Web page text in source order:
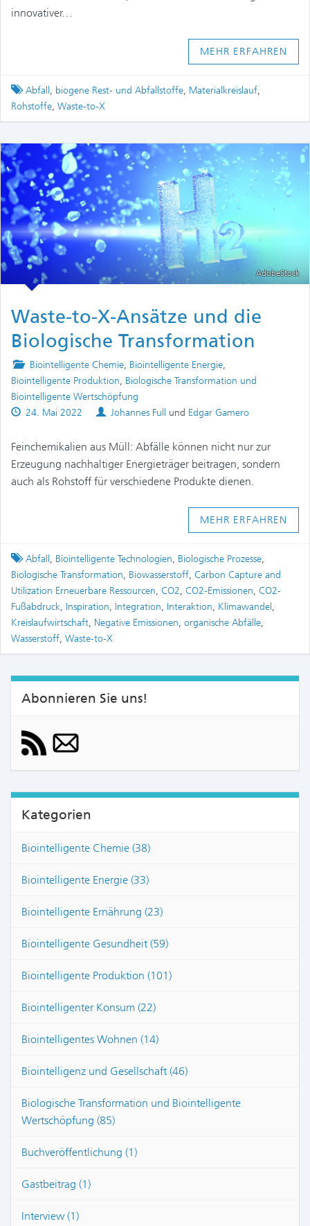
innovativer…
MEHR ERFAHREN
Tagged
Abfall , biogene Rest- und Abfallstoffe, Materialkreislauf,
Rohstoffe, Waste-to-X
AdobeStock
Waste-to-X-Ansätze und die
Biologische Transformation
Posted
in
Biointelligente Chemie, Biointelligente Energie,
Biointelligente Produktion, Biologische Transformation und
Biointelligente Wertschöpfung
Published
24. Mai 2022 Authors
Johannes Full und Edgar Gamero
Feinchemikalien aus Müll: Abfälle können nicht nur zur
Erzeugung nachhaltiger Energieträger beitragen, sondern
auch als Rohstoff für verschiedene Produkte dienen.
MEHR ERFAHREN
Tagged
Abfall , Biointelligente Technologien, Biologische Prozesse,
Biologische Transformation, Biowasserstoff, Carbon Capture and
Utilization Erneuerbare Ressourcen, CO2, CO2-Emissionen, CO2-
Fußabdruck, Inspiration, Integration, Interaktion, Klimawandel ,
Kreislaufwirtschaft, Negative Emissionen, organische Abfälle,
Wasserstoff, Waste-to-X
Abonnieren Sie uns!
Kategorien
Biointelligente Chemie (38)
Biointelligente Energie (33)
Biointelligente Ernährung (23)
Biointelligente Gesundheit (59)
Biointelligente Produktion (101)
Biointelligenter Konsum (22)
Biointelligentes Wohnen (14)
Biointelligenz und Gesellschaft (46)
Biologische Transformation und Biointelligente
Wertschöpfung (85)
Buchveröffentlichung (1)
Gastbeitrag (1)
Interview (1)